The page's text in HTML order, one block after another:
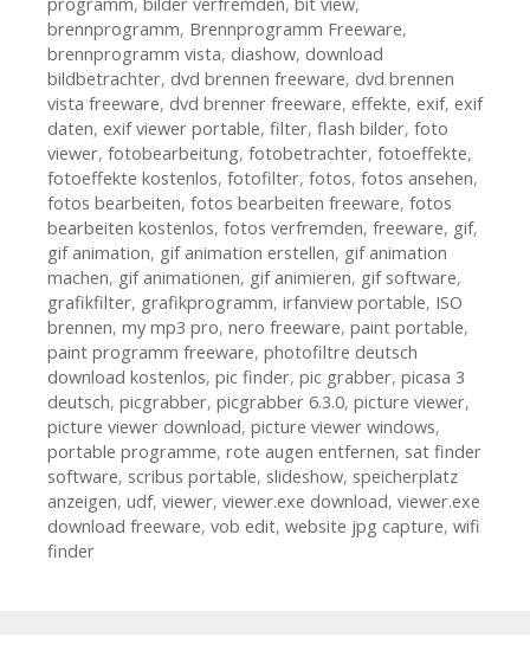
brennprogramm, Brennprogramm Freeware,
brennprogramm vista, diashow, download
bildbetrachter, dvd brennen freeware, dvd brennen
vista freeware, dvd brenner freeware, effekte, exif, exif
daten, exif viewer portable, filter, flash bilder, foto
viewer, fotobearbeitung, fotobetrachter, fotoeffekte,
fotoeffekte kostenlos, fotofilter, fotos, fotos ansehen,
fotos bearbeiten, fotos bearbeiten freeware, fotos
bearbeiten kostenlos, fotos verfremden, freeware, gif,
gif animation, gif animation erstellen, gif animation
machen, gif animationen, gif animieren, gif software,
grafikfilter, grafikprogramm, irfanview portable, ISO
brennen, my mp3 pro, nero freeware, paint portable,
paint programm freeware, photofiltre deutsch
download kostenlos, pic finder, pic grabber, picasa 3
deutsch, picgrabber, picgrabber 6.3.0, picture viewer,
picture viewer download, picture viewer windows,
portable programme, rote augen entfernen, sat finder
software, scribus portable, slideshow, speicherplatz
anzeigen, udf, viewer, viewer.exe download, viewer.exe
download freeware, vob edit, website jpg capture, wifi
finder